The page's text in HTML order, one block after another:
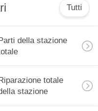
di
12
Tutti
della stazione
Riparazione totale
stazione